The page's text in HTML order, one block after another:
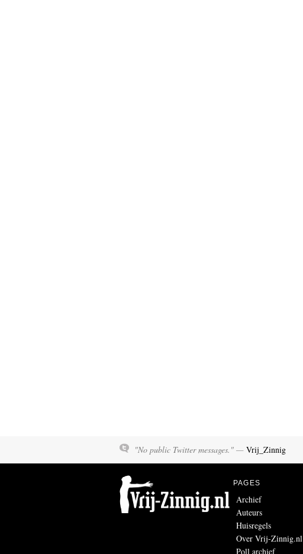
"No public Twitter messages." — Vrij_Zinnig
PAGES
Archief
Auteurs
Huisregels
Over Vrij-Zinnig.nl
Poll archief